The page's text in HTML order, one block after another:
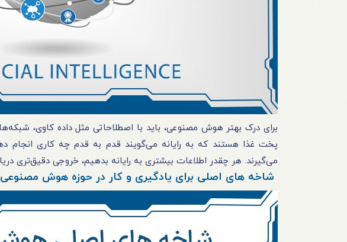
برای درک بهتر هوش مصنوعی، باید با اصطلاحاتی مثل داده کاوی،
پخت غذا هستند که به رایانه می‌گویند قدم به قدم چه کاری انجام
می‌گیرند. هر چقدر اطلاعات بیشتری به رایانه بدهیم، خروجی دقیق‌تری
شاخه های اصلی برای یادگیری و کار در حوزه هوش مصنوعی